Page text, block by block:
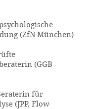
(ZfN München)
(GGB
für
(JPP, Flow